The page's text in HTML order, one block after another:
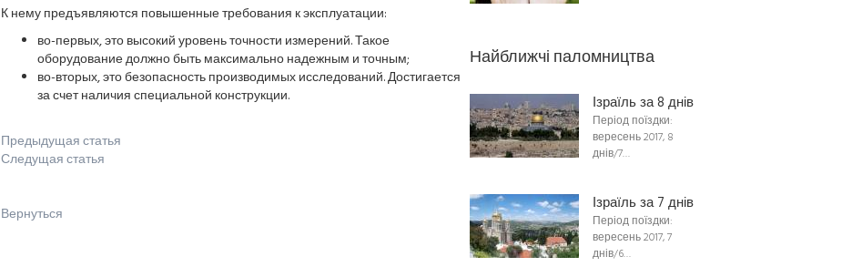
К нему предъявляются повышенные требования к эксплуатации:
во-первых, это высокий уровень точности измерений. Такое
оборудование должно быть максимально надежным и точным;
во-вторых, это безопасность производимых исследований. Достигается
за счет наличия специальной конструкции.
Предыдущая статья
Следущая статья
Вернуться
Найближчі паломництва
Ізраїль за 8 днів
Період поїздки:
вересень 2017, 8
днів/7…
Ізраїль за 7 днів
Період поїздки:
вересень 2017, 7
днів/6…